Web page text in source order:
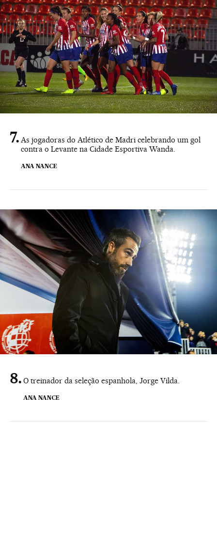
As jogadoras do Atlético de Madri celebrando um gol
contra o Levante na Cidade Esportiva Wanda.
ANA NANCE
O treinador da seleção espanhola, Jorge Vilda.
ANA NANCE